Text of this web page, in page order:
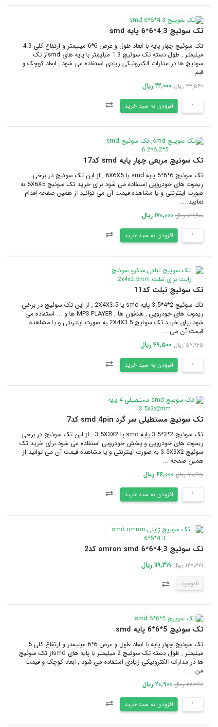
تک سوئیچ 4.3*6*6 پایه smd
تک سوئیچ چهار پایه با ابعاد طول و عرض 6*6 میلیمتر و ارتفاع کلی 4.3
میلیمتر , طول دسته تک سوئیچ 1.3 میلیمتر با پایه های smdاز تک
سوئیچ ها در مدارات الکترونیکی زیادی استفاده می شود , ابعاد کوچک و
قیم...
۲۳,۵۴۰ ریال ۲۲,۰۰۰ ریال
افزودن به سبد خرید
تک سوئیچ مربعی چهار پایه smd کد17
تک سوئیچ 6*6*5 پایه smd یا 6X6X5 , از این تک سوئیچ در برخی
ریموت های خودرویی استفاده می شود.برای خرید تک سوئیچ 6X6X5 به
صورت اینترنتی و یا مشاهده قیمت آن می توانید از همین صفحه اقدام
نمایید....
۱۸۱,۹۰۰ ریال ۱۷۰,۰۰۰ ریال
افزودن به سبد خرید
تک سوئیچ تبلت کد11
تک سوئیچ 2*4*3.5 پایه smd یا 2X4X3.5 , از این تک سوئیچ در برخی
ریموت های خودرویی , هدفون ها , MP3 PLAYER ها و ... استفاده می
شود.برای خرید تک سوئیچ 2X4X3.5 به صورت اینترنتی و یا مشاهده
قیمت آن می ...
۵۲,۹۶۵ ریال ۴۹,۵۰۰ ریال
افزودن به سبد خرید
تک سوئیچ مستطیلی سر گرد smd 4pin کد7
تک سوئیچ 2*3*3.5 پایه smd یا 3.5X3X2 . از این تک سوئیچ در برخی
ریموت های خودرویی و پخش خودرویی استفاده می شود.برای خرید تک
سوئیچ 3.5X3X2 به صورت اینترنتی و یا مشاهده قیمت آن می توانید از
همین صفحه ...
۷۰,۶۲۰ ریال ۶۶,۰۰۰ ریال
افزودن به سبد خرید
تک سوئیچ omron smd 6*6*4.3 کد2
۱۲۷,۶۷۱ ریال ۱۱۹,۳۱۹ ریال
ناموجود
تک سوئیچ 5*6*6 پایه smd
تک سوئیچ چهار پایه با ابعاد طول و عرض 6*6 میلیمتر و ارتفاع کلی 5
میلیمتر , طول دسته تک سوئیچ 2 میلیمتر با پایه های smdاز تک سوئیچ
ها در مدارات الکترونیکی زیادی استفاده می شود , ابعاد کوچک و قیمت
من...
۲۲,۳۶۳ ریال ۲۰,۹۰۰ ریال
افزودن به سبد خرید